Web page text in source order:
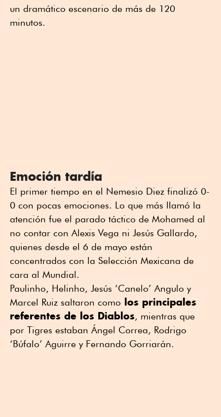
un dramático escenario de más de 120
minutos.
Emoción tardía
El primer tiempo en el Nemesio Diez finalizó 0-
0 con pocas emociones. Lo que más llamó la
atención fue el parado táctico de Mohamed al
no contar con Alexis Vega ni Jesús Gallardo,
quienes desde el 6 de mayo están
concentrados con la Selección Mexicana de
cara al Mundial.
Paulinho, Helinho, Jesús ‘Canelo’ Angulo y
Marcel Ruiz saltaron como
los principales
referentes de los Diablos, mientras que
por Tigres estaban Ángel Correa, Rodrigo
‘Búfalo’ Aguirre y Fernando Gorriarán.